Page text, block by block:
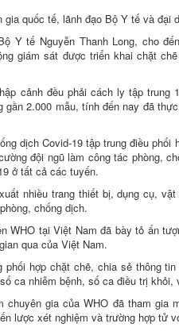
quốc tế, lãnh đạo Bộ Y tế và đại
Y tế Nguyễn Thanh Long, cho
giám sát được triển khai chặt
cảnh đều phải cách ly tập trung
gần 2.000 mẫu, tính đến nay đã
dịch Covid-19 tập trung điều
đội ngũ làm công tác phòng,
ở tất cả các tuyến.
nhiều trang thiết bị, dụng cụ,
chống dịch.
WHO tại Việt Nam đã bày tỏ ấn
qua của Việt Nam.
hợp chặt chẽ, chia sẻ thông
ca nhiễm bệnh, số ca điều trị
chuyên gia của WHO đã tham gia
lược xét nghiệm và trường hợp tử